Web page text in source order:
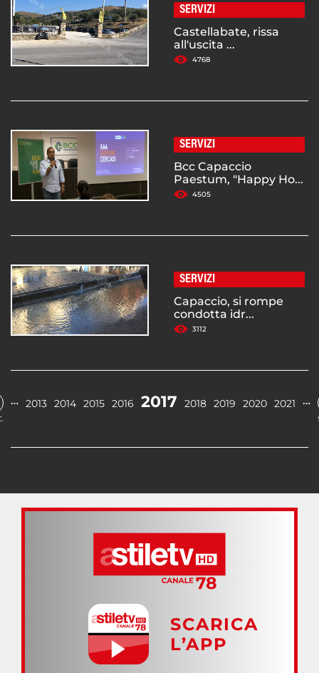
SERVIZI
Castellabate, rissa
all'uscita ...
4768
SERVIZI
Bcc Capaccio
Paestum, "Happy Ho...
4505
SERVIZI
Capaccio, si rompe
condotta idr...
3112
… 2013 2014 2015 2016 2017 2018 2019 2020 2021 …
SCARICA
L’APP